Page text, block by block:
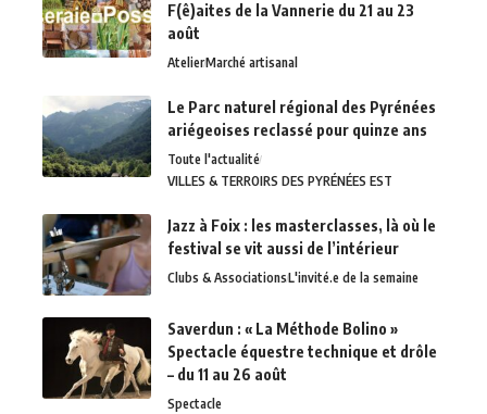
F(ê)aites de la Vannerie du 21 au 23
août
AtelierMarché artisanal
Le Parc naturel régional des Pyrénées
ariégeoises reclassé pour quinze ans
Toute l'actualité
VILLES & TERROIRS DES PYRÉNÉES EST
Jazz à Foix : les masterclasses, là où le
festival se vit aussi de l’intérieur
Clubs & AssociationsL'invité.e de la semaine
Saverdun : « La Méthode Bolino »
Spectacle équestre technique et drôle
– du 11 au 26 août
Spectacle